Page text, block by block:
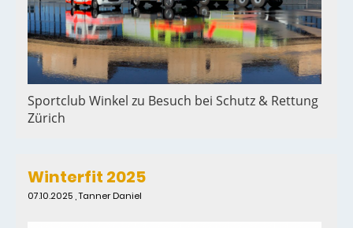
Sportclub Winkel zu Besuch bei Schutz & Rettung
Zürich
Winterfit 2025
07.10.2025 , Tanner Daniel